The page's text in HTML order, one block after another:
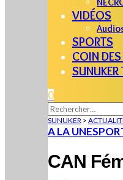
VIDÉOS
SPORTS
COIN
0
Rechercher :
SUNUKER >
A LA UNE
CAN